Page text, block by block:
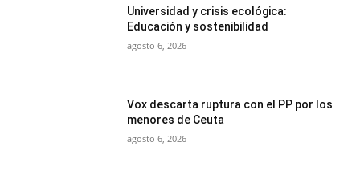
Universidad y crisis ecológica:
Educación y sostenibilidad
agosto 6, 2026
Vox descarta ruptura con el PP por los
menores de Ceuta
agosto 6, 2026